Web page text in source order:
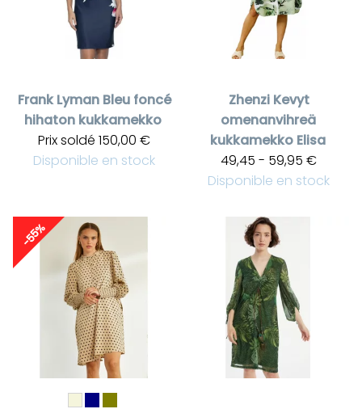
Frank Lyman Bleu foncé
hihaton kukkamekko
Prix soldé 150,00 €
Disponible en stock
Zhenzi Kevyt
omenanvihreä
kukkamekko Elisa
49,45 - 59,95 €
Disponible en stock
-55%